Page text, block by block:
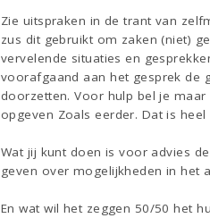
Zie uitspraken in de trant van
zus dit gebruikt om zaken (niet)
vervelende situaties en
voorafgaand aan het gesprek de
doorzetten. Voor hulp bel je
opgeven Zoals eerder. Dat is
Wat jij kunt doen is voor advies
geven over mogelijkheden in het
En wat wil het zeggen 50/50 het